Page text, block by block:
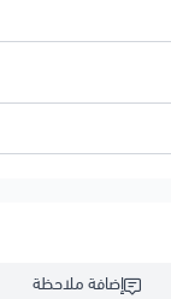
إضافة ملاحظة